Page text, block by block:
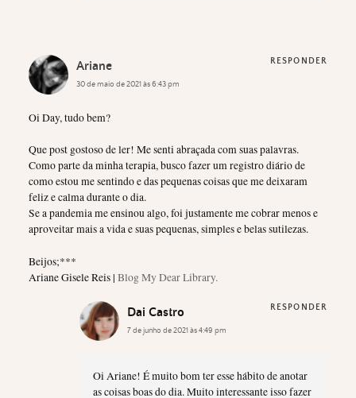
Ariane
30 de maio de 2021 às 6:43 pm
Oi Day, tudo bem?
Que post gostoso de ler! Me senti abraçada com suas palavras.
Como parte da minha terapia, busco fazer um registro diário de
como estou me sentindo e das pequenas coisas que me deixaram
feliz e calma durante o dia.
Se a pandemia me ensinou algo, foi justamente me cobrar menos e
aproveitar mais a vida e suas pequenas, simples e belas sutilezas.
Beijos;***
Ariane Gisele Reis | Blog My Dear Library.
RESPONDER
Dai Castro
7 de junho de 2021 às 4:49 pm
Oi Ariane! É muito bom ter esse hábito de anotar
as coisas boas do dia. Muito interessante isso fazer
RESPONDER